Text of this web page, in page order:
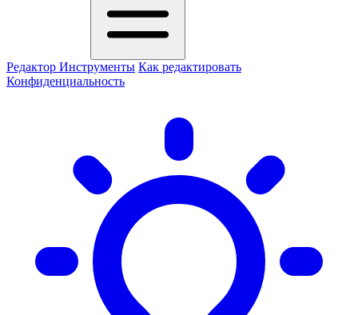
Редактор Инструменты Как редактировать
Конфиденциальность